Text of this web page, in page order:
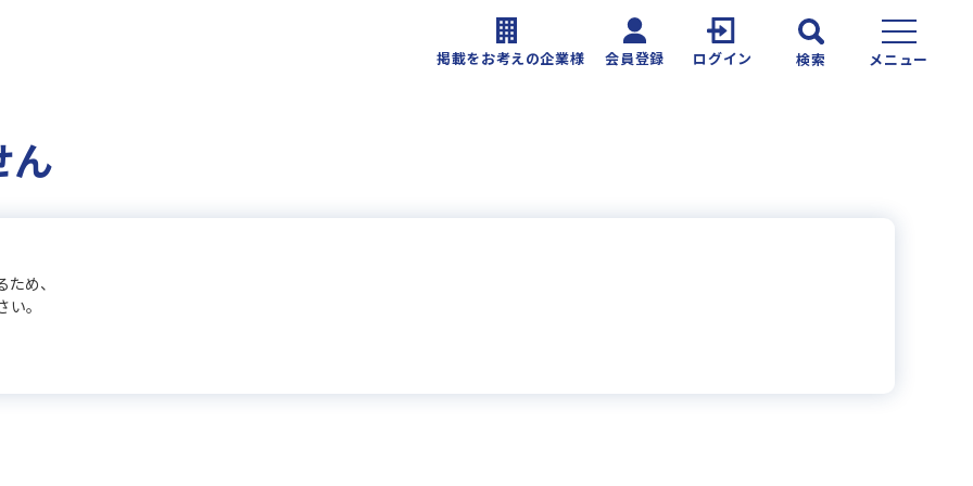
掲載をお考えの企業様 会員登録 ログイン 検索 メニュー
ん
め、
。